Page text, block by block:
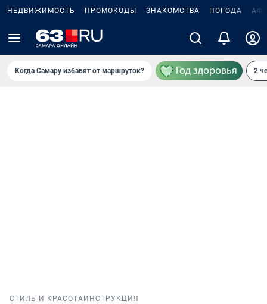
НЕДВИЖИМОСТЬ ПРОМОКОДЫ ЗНАКОМСТВА ПОГОДА
Когда Самару избавят от маршруток? 2
СТИЛЬ И КРАСОТА ИНСТРУКЦИЯ